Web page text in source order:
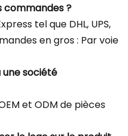
commandes ?
tel que DHL, UPS,
en gros : Par voie
une société
et ODM de pièces